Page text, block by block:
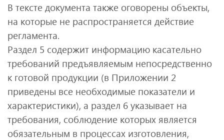
В тексте документа также оговорены объекты,
на которые не распространяется действие
регламента.
Раздел 5 содержит информацию касательно
требований предъявляемым непосредственно
к готовой продукции (в Приложении 2
приведены все необходимые показатели и
характеристики), а раздел 6 указывает на
требования, соблюдение которых является
обязательным в процессах изготовления,